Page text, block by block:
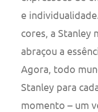
e
cores, a Stanley
abraçou a
Agora, todo
Stanley para
momento – um